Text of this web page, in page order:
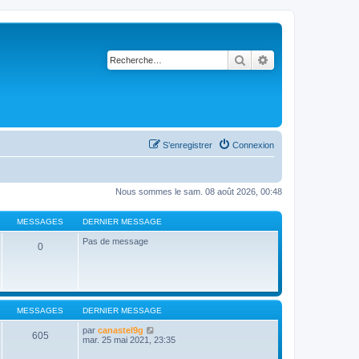
Rechercher
Connexion
S’enregistrer
Nous sommes le sam. 08 août 2026, 00:48
MESSAGES DERNIER MESSAGE
0 Pas de message
MESSAGES DERNIER MESSAGE
605 par canastel9g
o
mar. 25 mai 2021, 23:35